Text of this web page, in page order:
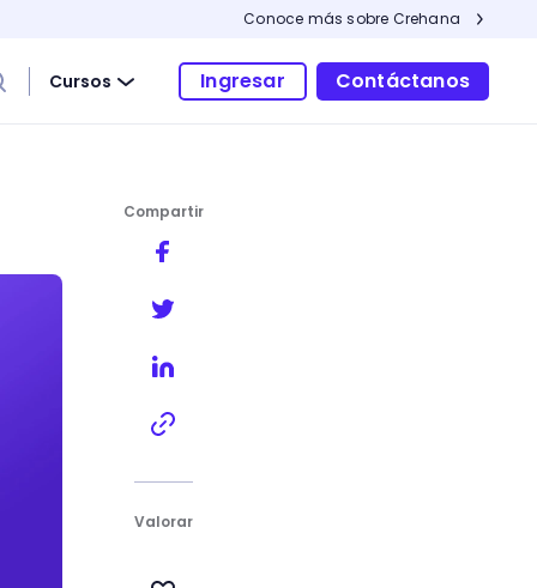
Conoce más sobre Crehana
Cursos Ingresar Contáctanos
Compartir
Valorar